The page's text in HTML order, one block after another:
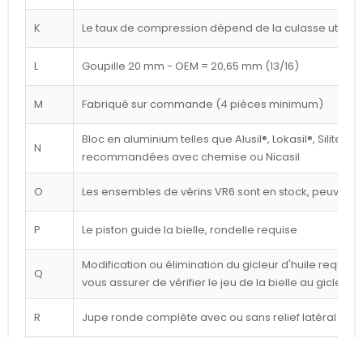
K Le taux de compression dépend de la culasse
L Goupille 20 mm - OEM = 20,65 mm (13/16)
M Fabriqué sur commande (4 pièces minimum)
N
Bloc en aluminium telles que Alusil®, Lokasil®, Silitec®,
recommandées avec chemise ou Nicasil
O Les ensembles de vérins VR6 sont en stock, peuvent
P Le piston guide la bielle, rondelle requise
Q
Modification ou élimination du gicleur d'huile
vous assurer de vérifier le jeu de la bielle au gicleur
R Jupe ronde complète avec ou sans relief latéral